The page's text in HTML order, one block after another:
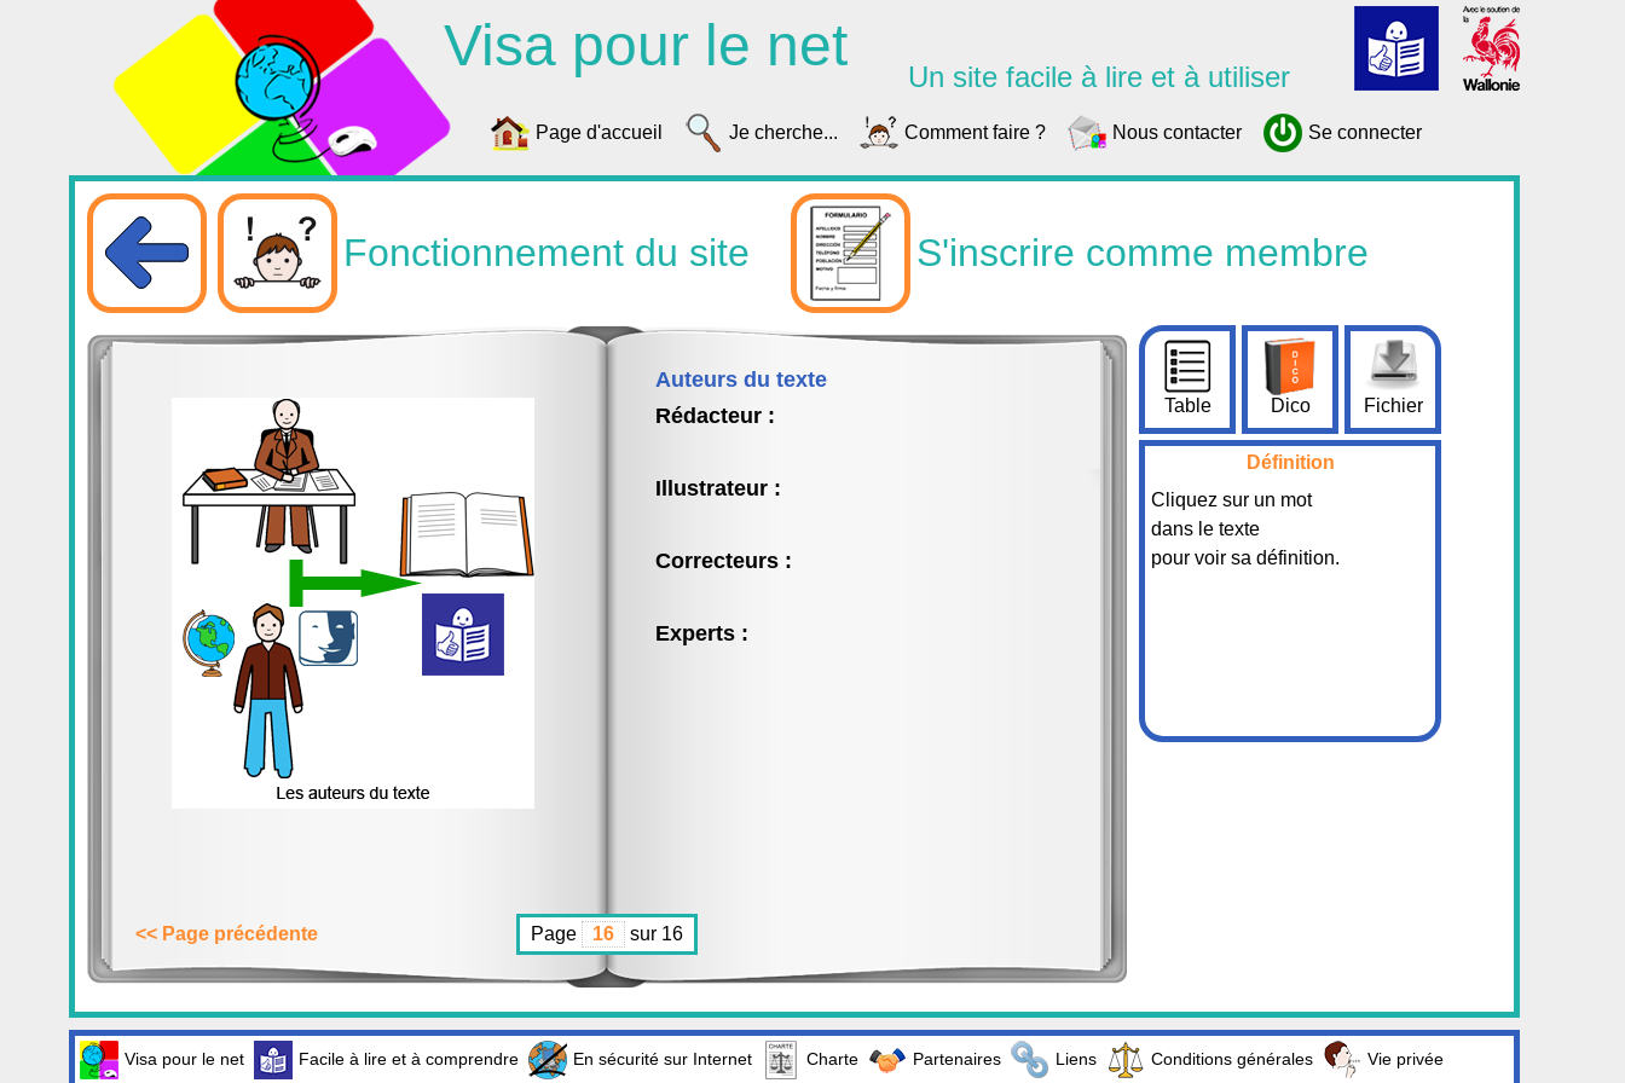
Visa pour le net Un site facile à lire et à utiliser
Page d'accueil Je cherche... Comment faire ? Nous contacter Se connecter
Fonctionnement du site S'inscrire comme membre
Auteurs du texte
Rédacteur :
Illustrateur :
Correcteurs :
Experts :
<< Page précédente Page sur 16
Table Dico Fichier
Définition
Cliquez sur un mot
dans le texte
pour voir sa définition.
Visa pour le net Facile à lire et à comprendre En sécurité sur Internet Charte Partenaires Liens Conditions générales Vie privée